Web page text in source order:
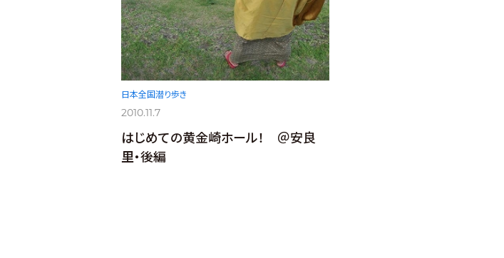
日本全国潜り歩き
2010.11.7
はじめての黄金崎ホール！ ＠安良
里・後編